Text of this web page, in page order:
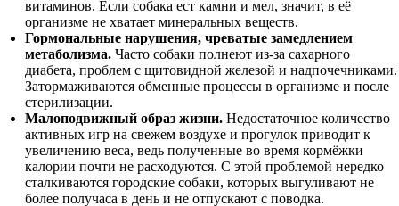
витаминов. Если собака ест камни и мел, значит, в её
организме не хватает минеральных веществ.
Гормональные нарушения, чреватые замедлением
метаболизма. Часто собаки полнеют из-за сахарного
диабета, проблем с щитовидной железой и надпочечниками.
Затормаживаются обменные процессы в организме и после
стерилизации.
Малоподвижный образ жизни. Недостаточное количество
активных игр на свежем воздухе и прогулок приводит к
увеличению веса, ведь полученные во время кормёжки
калории почти не расходуются. С этой проблемой нередко
сталкиваются городские собаки, которых выгуливают не
более получаса в день и не отпускают с поводка.